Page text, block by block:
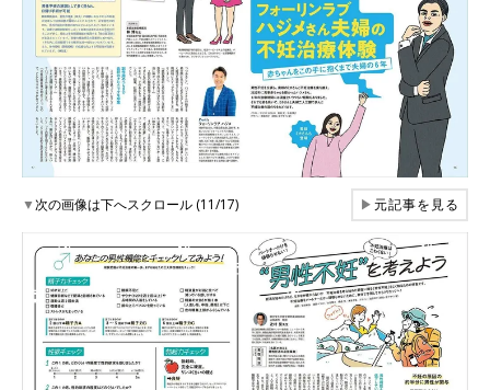
▼次の画像は下へスクロール (11/17) ▶元記事を見る